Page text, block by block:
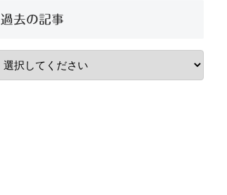
過去の記事